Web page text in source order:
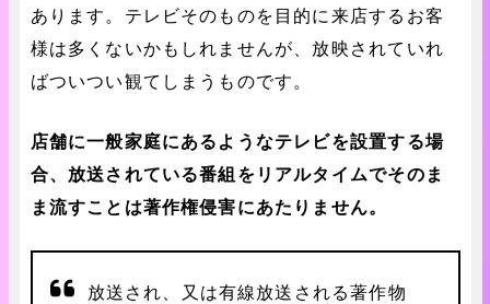
あります。テレビそのものを目的に来店するお客
様は多くないかもしれませんが、放映されていれ
ばついつい観てしまうものです。
店舗に一般家庭にあるようなテレビを設置する場
合、放送されている番組をリアルタイムでそのま
ま流すことは著作権侵害にあたりません。
放送され、又は有線放送される著作物